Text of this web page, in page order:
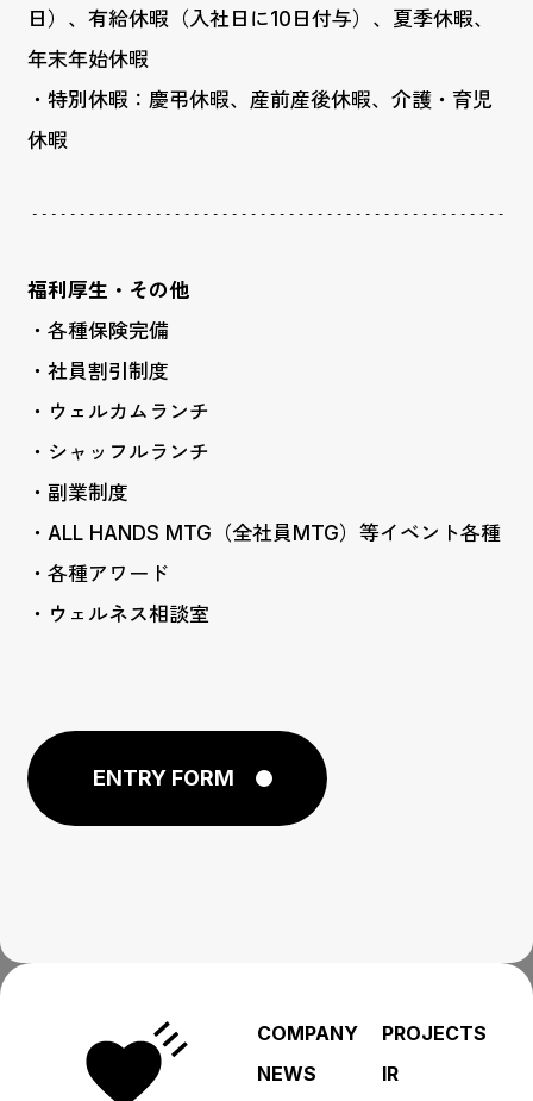
ENTRY FORM
日）、有給休暇（入社日に10日付与）、夏季休暇、
年末年始休暇
・特別休暇：慶弔休暇、産前産後休暇、介護・育児
休暇
福利厚生・その他
・各種保険完備
・社員割引制度
・ウェルカムランチ
・シャッフルランチ
・副業制度
・ALL HANDS MTG（全社員MTG）等イベント各種
・各種アワード
・ウェルネス相談室
COMPANY
PROJECTS
NEWS
IR